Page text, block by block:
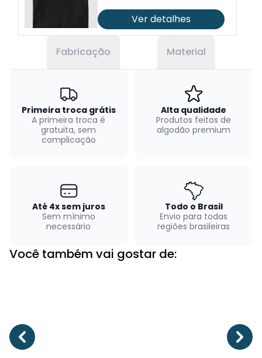
Ver detalhes
Fabricação Material
Primeira troca grátis
A primeira troca é
gratuita, sem
complicação
Alta qualidade
Produtos feitos de
algodão premium
Até 4x sem juros
Sem mínimo
necessário
Todo o Brasil
Envio para todas
regiões brasileiras
Você também vai gostar de: